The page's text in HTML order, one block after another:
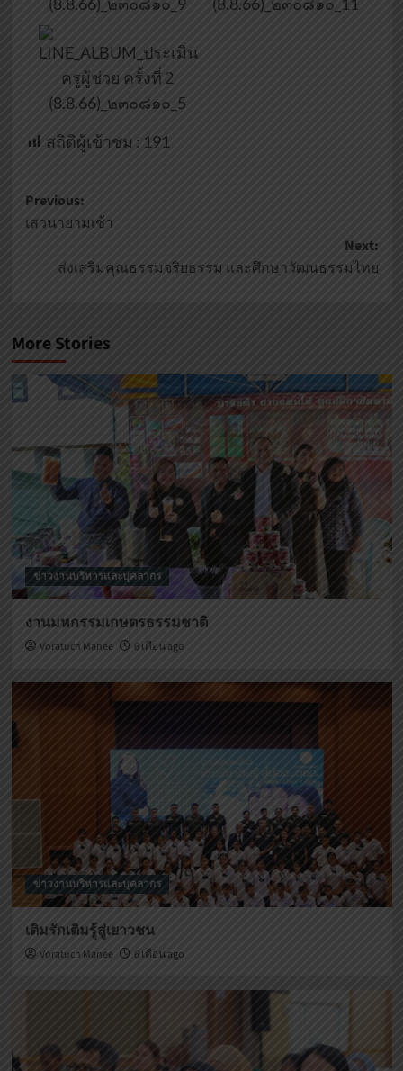
สถิติผู้เข้าชม : 191
Previous:
เสวนายามเช้า
Next:
ส่งเสริมคุณธรรมจริยธรรม และศึกษาวัฒนธรรมไทย
More Stories
ข่าวงานบริหารและบุคลากร
งานมหกรรมเกษตรธรรมชาติ
Voratuch Manee 6 เดือน ago
ข่าวงานบริหารและบุคลากร
เติมรักเติมรู้สู่เยาวชน
Voratuch Manee 6 เดือน ago